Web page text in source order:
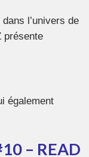
l’univers de
présente
également
– READ